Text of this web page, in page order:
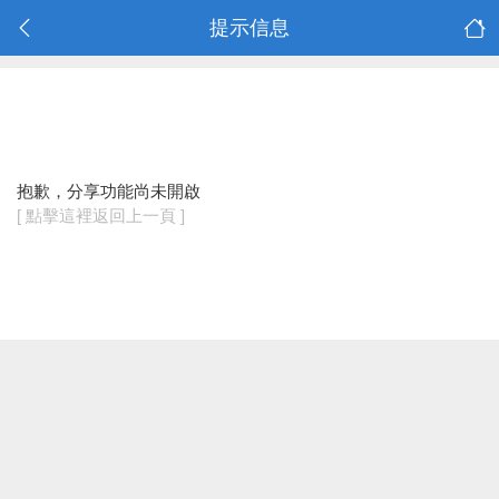
提示信息
抱歉，分享功能尚未開啟
[ 點擊這裡返回上一頁 ]